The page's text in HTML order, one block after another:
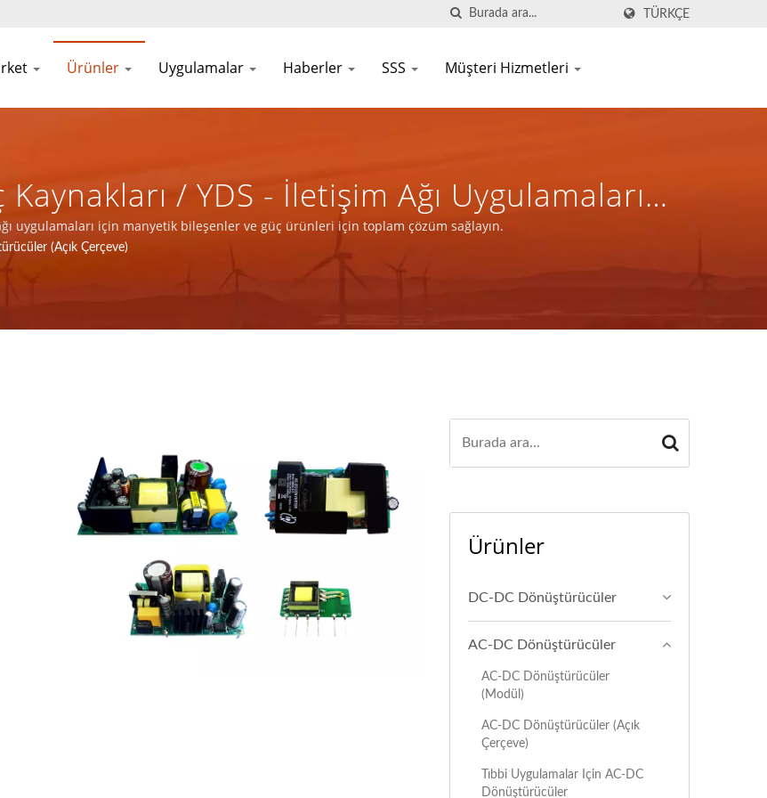
TÜRKÇE
Ürünler Uygulamalar Haberler SSS Müşteri Hizmetleri
Kaynakları / YDS - İletişim Ağı Uygulamaları
Güç Ürünleri Için Toplam Çözüm Sağlayın.
uygulamaları için manyetik bileşenler ve güç ürünleri için toplam çözüm sağlayın.
(Açık Çerçeve)
Ürünler
DC-DC Dönüştürücüler
AC-DC Dönüştürücüler
AC-DC Dönüştürücüler
(Modül)
AC-DC Dönüştürücüler (Açık
Çerçeve)
Tıbbi Uygulamalar Için AC-DC
Dönüştürücüler